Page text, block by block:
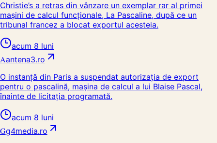
Christie’s a retras din vânzare un exemplar rar al primei
mașini de calcul funcționale, La Pascaline, după ce un
tribunal francez a blocat exportul acesteia.
acum 8 luni
Aantena3.ro
O instanță din Paris a suspendat autorizația de export
pentru o pascalină, mașina de calcul a lui Blaise Pascal,
înainte de licitația programată.
acum 8 luni
Gg4media.ro